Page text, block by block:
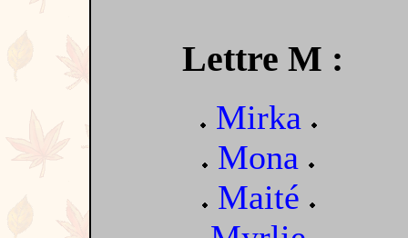
Lettre M :
Mirka
Mona
Maité